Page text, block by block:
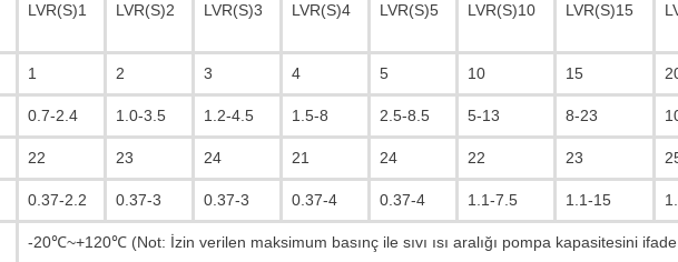
LVR(S)1 LVR(S)2 LVR(S)3 LVR(S)4 LVR(S)5 LVR(S)10 LVR(S)15
1 2 3 4 5 10 15
0.7-2.4 1.0-3.5 1.2-4.5 1.5-8 2.5-8.5 5-13 8-23
22 23 24 21 24 22 23
0.37-2.2 0.37-3 0.37-3 0.37-4 0.37-4 1.1-7.5 1.1-15
-20℃~+120℃ (Not: İzin verilen maksimum basınç ile sıvı ısı aralığı pompa kapasitesini ifade